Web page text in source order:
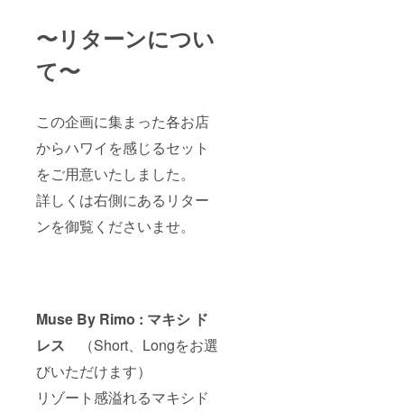
〜リターンについ
て〜
この企画に集まった各お店
からハワイを感じるセット
をご用意いたしました。
詳しくは右側にあるリター
ンを御覧くださいませ。
Muse By Rimo : マキシ ド
レス （Short、Longをお選
びいただけます）
リゾート感溢れるマキシド